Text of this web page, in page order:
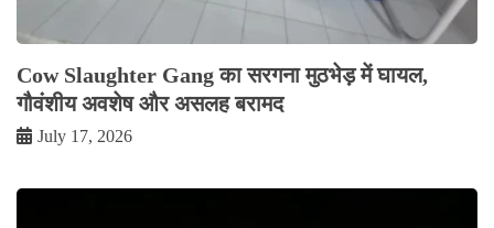
Cow Slaughter Gang का सरगना मुठभेड़ में घायल,
गौवंशीय अवशेष और असलह बरामद
July 17, 2026